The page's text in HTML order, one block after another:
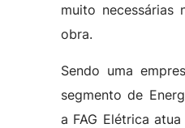
muito necessárias
obra.
Sendo uma
segmento de
a FAG Elétrica